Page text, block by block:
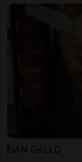
SAN GALLO